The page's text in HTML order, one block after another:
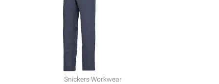
Snickers Workwear
Deze
optie
kan
gekozen
worden